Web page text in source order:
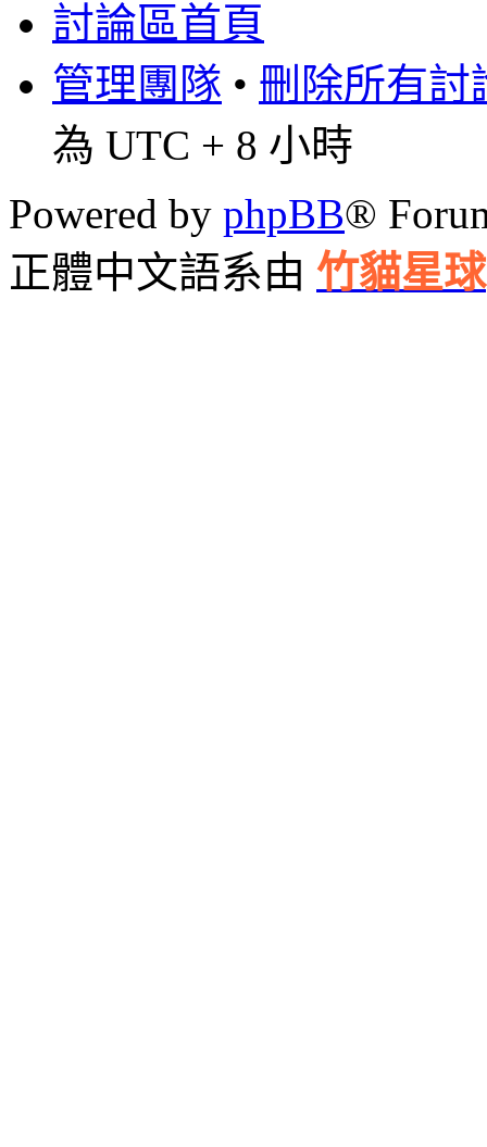
討論區首頁
管理團隊 • 刪除所有討
為 UTC + 8 小時
Powered by phpBB®
正體中文語系由 竹貓星球